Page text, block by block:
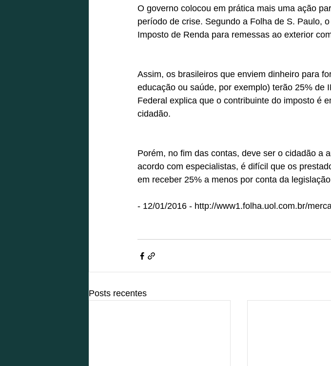
O governo colocou em prática mais uma ação
período de crise. Segundo a Folha de S. Paulo,
Imposto de Renda para remessas ao exterior
Assim, os brasileiros que enviem dinheiro para
educação ou saúde, por exemplo) terão 25% de
Federal explica que o contribuinte do imposto é
cidadão.
Porém, no fim das contas, deve ser o cidadão a
acordo com especialistas, é difícil que os
em receber 25% a menos por conta da
- 12/01/2016 - http://www1.folha.uol.com.br/
Posts recentes